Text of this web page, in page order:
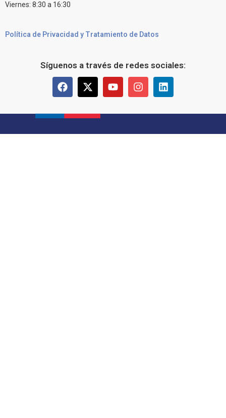
Viernes: 8:30 a 16:30
Política de Privacidad y Tratamiento de Datos
Síguenos a través de redes sociales: